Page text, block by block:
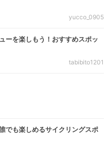
yucco_0905
ーを楽しもう！おすすめスポッ
tabibito1201
でも楽しめるサイクリングスポ